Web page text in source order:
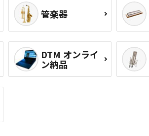
管楽器
DTM オンライ
ン納品